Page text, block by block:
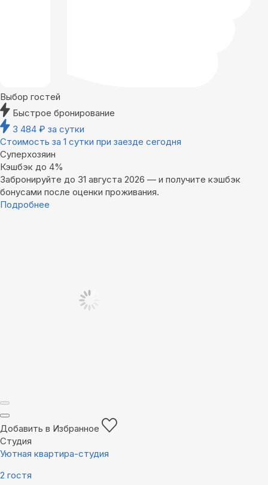
Выбор гостей
Быстрое бронирование
3 484 ₽ за сутки
Стоимость за 1 сутки при заезде сегодня
Суперхозяин
Кэшбэк до 4%
Забронируйте до 31 августа 2026 — и получите кэшбэк
бонусами после оценки проживания.
Подробнее
Добавить в Избранное
Студия
Уютная квартира-студия
2 гостя